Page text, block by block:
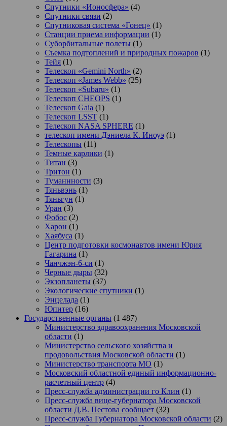
Спутники «Ионосфера» (4)
Спутники связи (2)
Спутниковая система «Гонец» (1)
Станции приема информации (1)
Суборбитальные полеты (1)
Съемка подтоплений и природных пожаров (1)
Тейя (1)
Телескоп «Gemini North» (2)
Телескоп «James Webb» (25)
Телескоп «Subaru» (1)
Телескоп CHEOPS (1)
Телескоп Gaia (1)
Телескоп LSST (1)
Телескоп NASA SPHERE (1)
телескоп имени Дэниела К. Иноуэ (1)
Телескопы (11)
Темные карлики (1)
Титан (3)
Тритон (1)
Туманнности (3)
Тяньвэнь (1)
Тяньгун (1)
Уран (3)
Фобос (2)
Харон (1)
Хаябуса (1)
Центр подготовки космонавтов имени Юрия
Гагарина (1)
Чанчжэн-6-си (1)
Черные дыры (32)
Экзопланеты (37)
Экологические спутники (1)
Энцелада (1)
Юпитер (16)
Государственные органы (1 487)
Министерство здравоохранения Московской
области (1)
Министерство сельского хозяйства и
продовольствия Московской области (1)
Министерство транспорта МО (1)
Московский областной единый информационно-
расчетный центр (4)
Пресс-служба администрации го Клин (1)
Пресс-служба вице-губернатора Московской
области Д.В. Пестова сообщает (32)
Пресс-служба Губернатора Московской области (2)